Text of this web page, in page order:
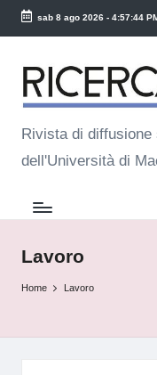
Skip
content
sab 8 ago 2026- 4:57:46
R
ic
e
r
c
a
M
a
Rivista di
dell'Università di
Lavoro
Home Lavoro